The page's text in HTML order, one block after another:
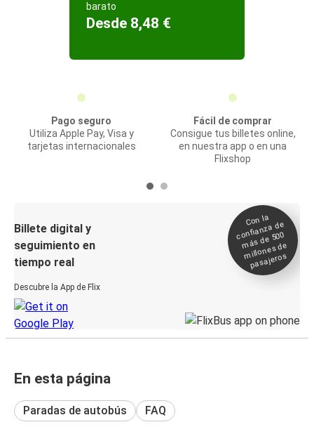
barato
Desde 8,48 €
Pago seguro
Utiliza Apple Pay, Visa y
tarjetas internacionales
Fácil de comprar
Consigue tus billetes online,
en nuestra app o en una
Flixshop
Billete digital y
seguimiento en
tiempo real
Descubre la App de Flix
Con la
confianza de
más de 500
millones de
pasajeros
En esta página
Paradas de autobús FAQ